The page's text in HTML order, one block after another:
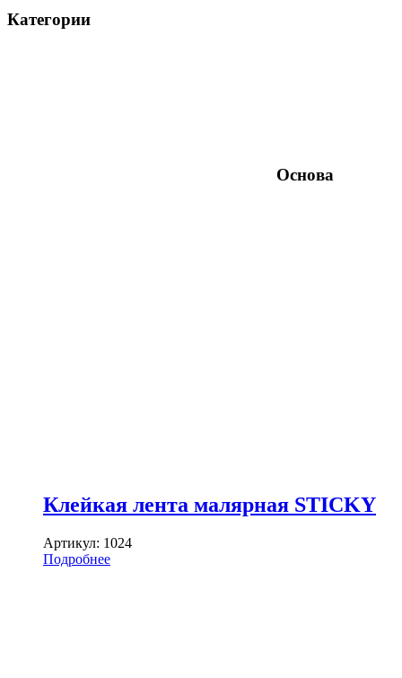
Категории
Основа
Клейкая лента малярная STICKY
Артикул: 1024
Подробнее